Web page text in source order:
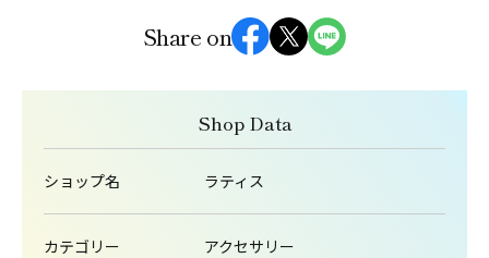
Share on
Shop Data
ショップ名 ラティス
カテゴリー アクセサリー